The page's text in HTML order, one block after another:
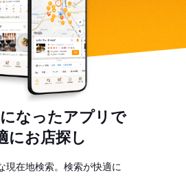
なったアプリで
にお店探し
現在地検索。検索が快適に